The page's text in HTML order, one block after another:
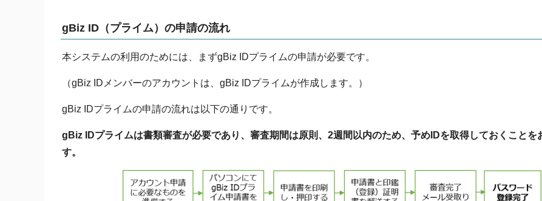
gBiz ID（プライム）の申請の流れ
本システムの利用のためには、まずgBiz IDプライムの申請が必要です。
（gBiz IDメンバーのアカウントは、gBiz IDプライムが作成します。）
gBiz IDプライムの申請の流れは以下の通りです。
gBiz IDプライムは書類審査が必要であり、審査期間は原則、2週間以内のため、予めIDを取得しておくことを
す。